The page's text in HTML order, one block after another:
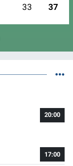
33 37
20:00
17:00